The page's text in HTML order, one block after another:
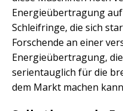
Energieübertragung
Schleifringe, die sich
Forschende an einer
Energieübertragung,
serientauglich für die
dem Markt machen